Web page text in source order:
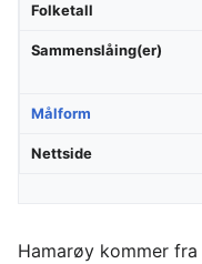
Folketall
Sammenslåing(er)
Målform
Nettside
Hamarøy kommer fra